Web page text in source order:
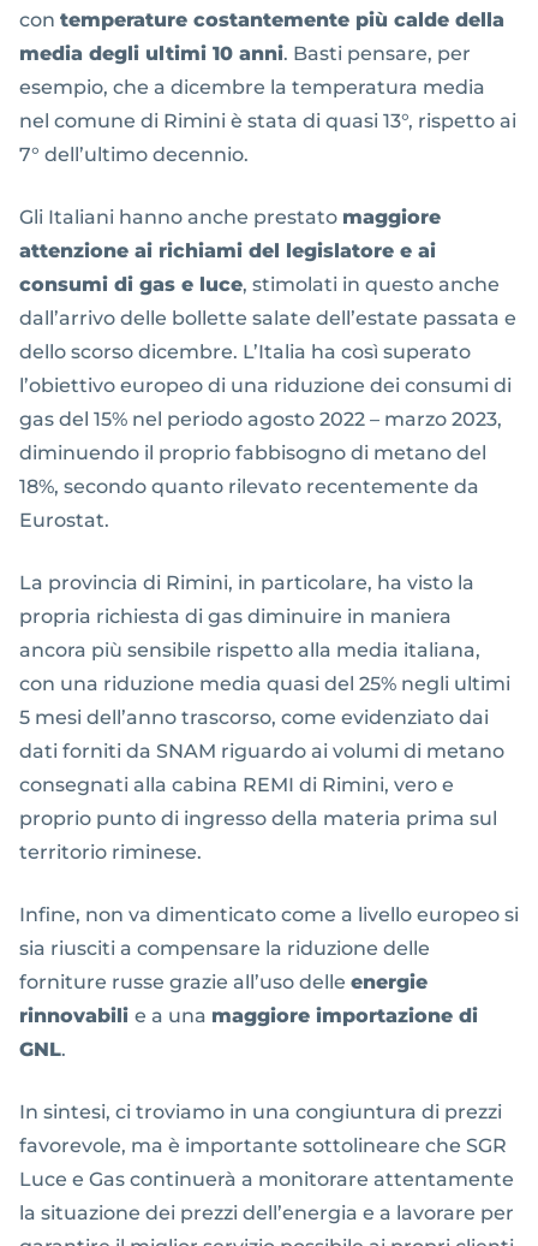
con temperature costantemente più calde della
media degli ultimi 10 anni. Basti pensare, per
esempio, che a dicembre la temperatura media
nel comune di Rimini è stata di quasi 13°, rispetto ai
7° dell’ultimo decennio.
Gli Italiani hanno anche prestato maggiore
attenzione ai richiami del legislatore e ai
consumi di gas e luce, stimolati in questo anche
dall’arrivo delle bollette salate dell’estate passata e
dello scorso dicembre. L’Italia ha così superato
l’obiettivo europeo di una riduzione dei consumi di
gas del 15% nel periodo agosto 2022 – marzo 2023,
diminuendo il proprio fabbisogno di metano del
18%, secondo quanto rilevato recentemente da
Eurostat.
La provincia di Rimini, in particolare, ha visto la
propria richiesta di gas diminuire in maniera
ancora più sensibile rispetto alla media italiana,
con una riduzione media quasi del 25% negli ultimi
5 mesi dell’anno trascorso, come evidenziato dai
dati forniti da SNAM riguardo ai volumi di metano
consegnati alla cabina REMI di Rimini, vero e
proprio punto di ingresso della materia prima sul
territorio riminese.
Infine, non va dimenticato come a livello europeo si
sia riusciti a compensare la riduzione delle
forniture russe grazie all’uso delle energie
rinnovabili e a una maggiore importazione di
GNL.
In sintesi, ci troviamo in una congiuntura di prezzi
favorevole, ma è importante sottolineare che SGR
Luce e Gas continuerà a monitorare attentamente
la situazione dei prezzi dell’energia e a lavorare per